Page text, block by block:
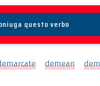
demean